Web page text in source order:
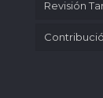
Revisión